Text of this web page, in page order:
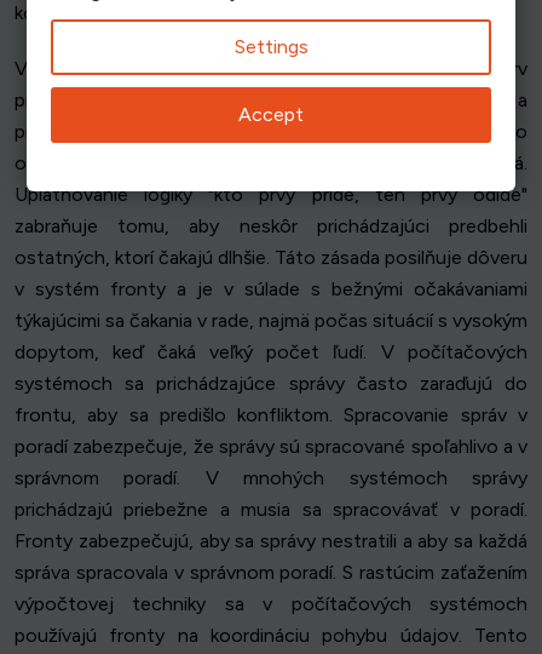
konfliktom a zabezpečila sa spoľahlivosť.
Väčšina frontových systémov funguje na princípe "kto prv
príde, ten prv odíde", ktorý zabezpečuje spravodlivosť a
predvídateľnosť. To znamená, že prvá požiadavka alebo
osoba, ktorá vstúpi do frontu, sa spracuje ako prvá.
Uplatňovanie logiky "kto prvý príde, ten prvý odíde"
zabraňuje tomu, aby neskôr prichádzajúci predbehli
ostatných, ktorí čakajú dlhšie. Táto zásada posilňuje dôveru
v systém fronty a je v súlade s bežnými očakávaniami
týkajúcimi sa čakania v rade, najmä počas situácií s vysokým
dopytom, keď čaká veľký počet ľudí. V počítačových
systémoch sa prichádzajúce správy často zaraďujú do
frontu, aby sa predišlo konfliktom. Spracovanie správ v
poradí zabezpečuje, že správy sú spracované spoľahlivo a v
správnom poradí. V mnohých systémoch správy
prichádzajú priebežne a musia sa spracovávať v poradí.
Fronty zabezpečujú, aby sa správy nestratili a aby sa každá
správa spracovala v správnom poradí. S rastúcim zaťažením
výpočtovej techniky sa v počítačových systémoch
používajú fronty na koordináciu pohybu údajov. Tento
Settings
Accept